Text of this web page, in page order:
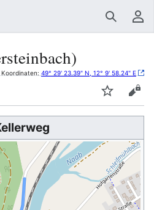
Suchen
Koordinaten: 49° 29' 23.39" N, 12° 9' 58.24" E